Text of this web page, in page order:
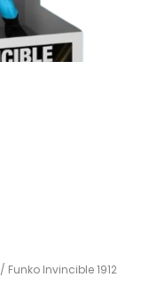
/ Funko Invincible 1912